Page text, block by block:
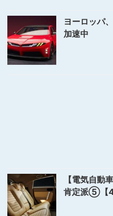
ヨーロッパ
加速中
【電気自動
肯定派⑤【4